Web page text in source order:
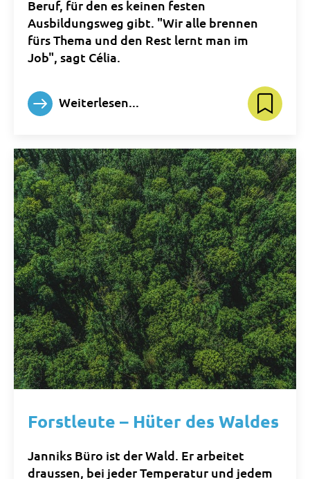
Beruf, für den es keinen festen
Ausbildungsweg gibt. "Wir alle brennen
fürs Thema und den Rest lernt man im
Job", sagt Célia.
Weiterlesen...
Forstleute – Hüter des Waldes
Janniks Büro ist der Wald. Er arbeitet
draussen, bei jeder Temperatur und jedem